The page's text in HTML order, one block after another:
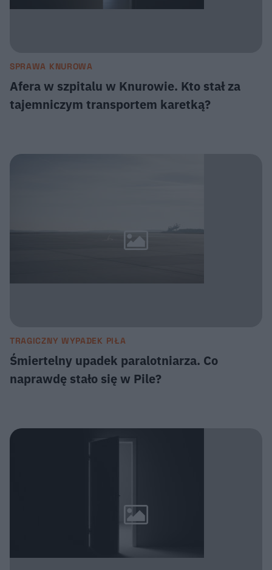
SPRAWA KNUROWA
Afera w szpitalu w Knurowie. Kto stał za
tajemniczym transportem karetką?
TRAGICZNY WYPADEK PIŁA
Śmiertelny upadek paralotniarza. Co
naprawdę stało się w Pile?